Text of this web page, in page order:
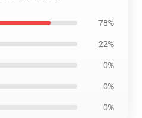
78%
22%
0%
0%
0%